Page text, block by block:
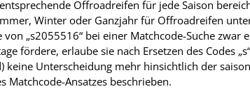
Offroadreifen für jede Saison
Winter oder Ganzjahr für Offroadreifen
„s2055516“ bei einer Matchcode-Suche zwar
fördere, erlaube sie nach Ersetzen des Codes
keine Unterscheidung mehr hinsichtlich der
Matchcode-Ansatzes beschrieben.